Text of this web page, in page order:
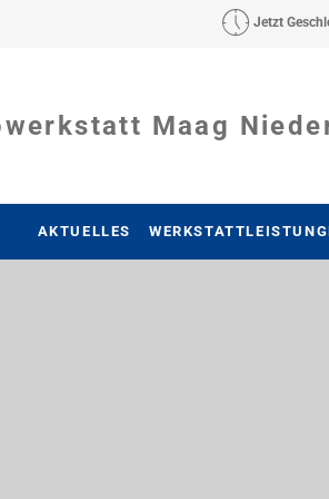
Jetzt
Maag
AKTUELLES